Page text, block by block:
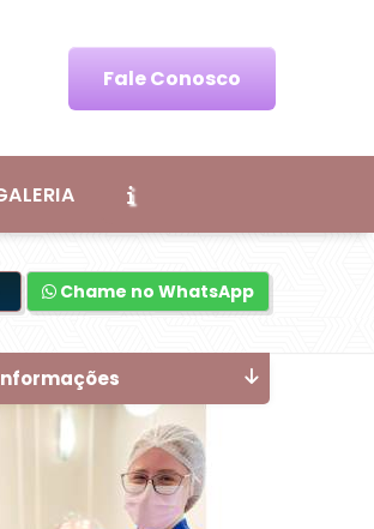
Fale Conosco
Chame no WhatsApp